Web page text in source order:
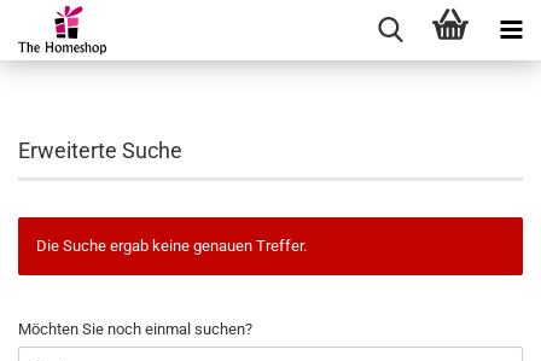
Erweiterte Suche
Die Suche ergab keine genauen Treffer.
MÖCHTEN
SIE
Möchten Sie noch einmal suchen?